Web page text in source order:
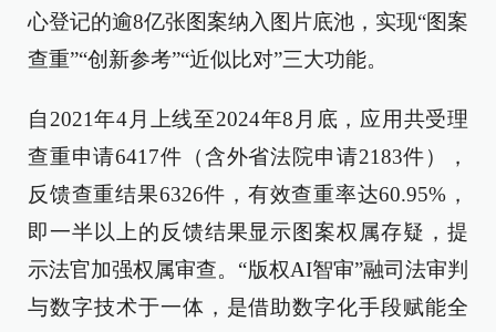
心登记的逾8亿张图案纳入图片底池，实现“图案
查重”“创新参考”“近似比对”三大功能。
自2021年4月上线至2024年8月底，应用共受理
查重申请6417件（含外省法院申请2183件），
反馈查重结果6326件，有效查重率达60.95%，
即一半以上的反馈结果显示图案权属存疑，提
示法官加强权属审查。“版权AI智审”融司法审判
与数字技术于一体，是借助数字化手段赋能全